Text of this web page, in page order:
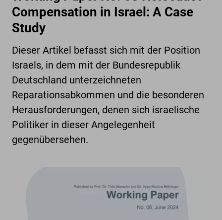
Compensation in Israel: A Case
Study
Dieser Artikel befasst sich mit der Position
Israels, in dem mit der Bundesrepublik
Deutschland unterzeichneten
Reparationsabkommen und die besonderen
Herausforderungen, denen sich israelische
Politiker in dieser Angelegenheit
gegenübersehen.